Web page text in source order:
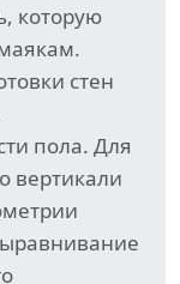
которую
стен
пола. Для
вертикали